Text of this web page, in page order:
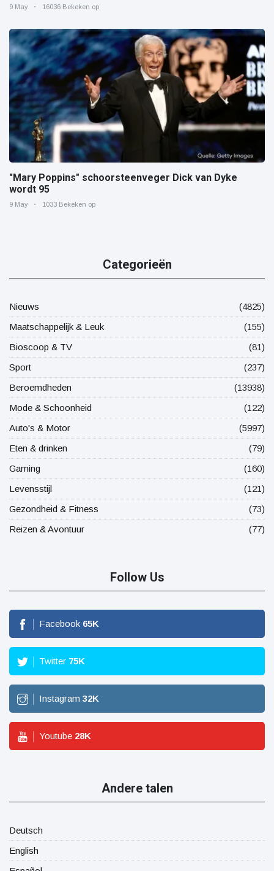
9 May 16036 Bekeken op
"Mary Poppins" schoorsteenveger Dick van Dyke
wordt 95
9 May 1033 Bekeken op
Categorieën
Nieuws
(4825)
Maatschappelijk & Leuk
(155)
Bioscoop & TV
(81)
Sport
(237)
Beroemdheden
(13938)
Mode & Schoonheid
(122)
Auto's & Motor
(5997)
Eten & drinken
(79)
Gaming
(160)
Levensstijl
(121)
Gezondheid & Fitness
(73)
Reizen & Avontuur
(77)
Follow Us
Facebook 65K
Twitter 75K
Instagram 32K
Youtube 28K
Andere talen
Deutsch
English